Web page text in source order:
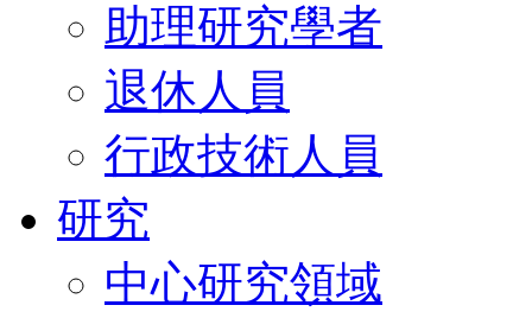
助理研究學者
退休人員
行政技術人員
研究
中心研究領域